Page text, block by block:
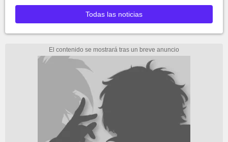
Todas las noticias